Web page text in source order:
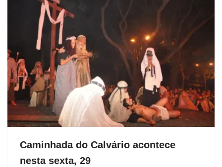
Caminhada do Calvário acontece
nesta sexta, 29